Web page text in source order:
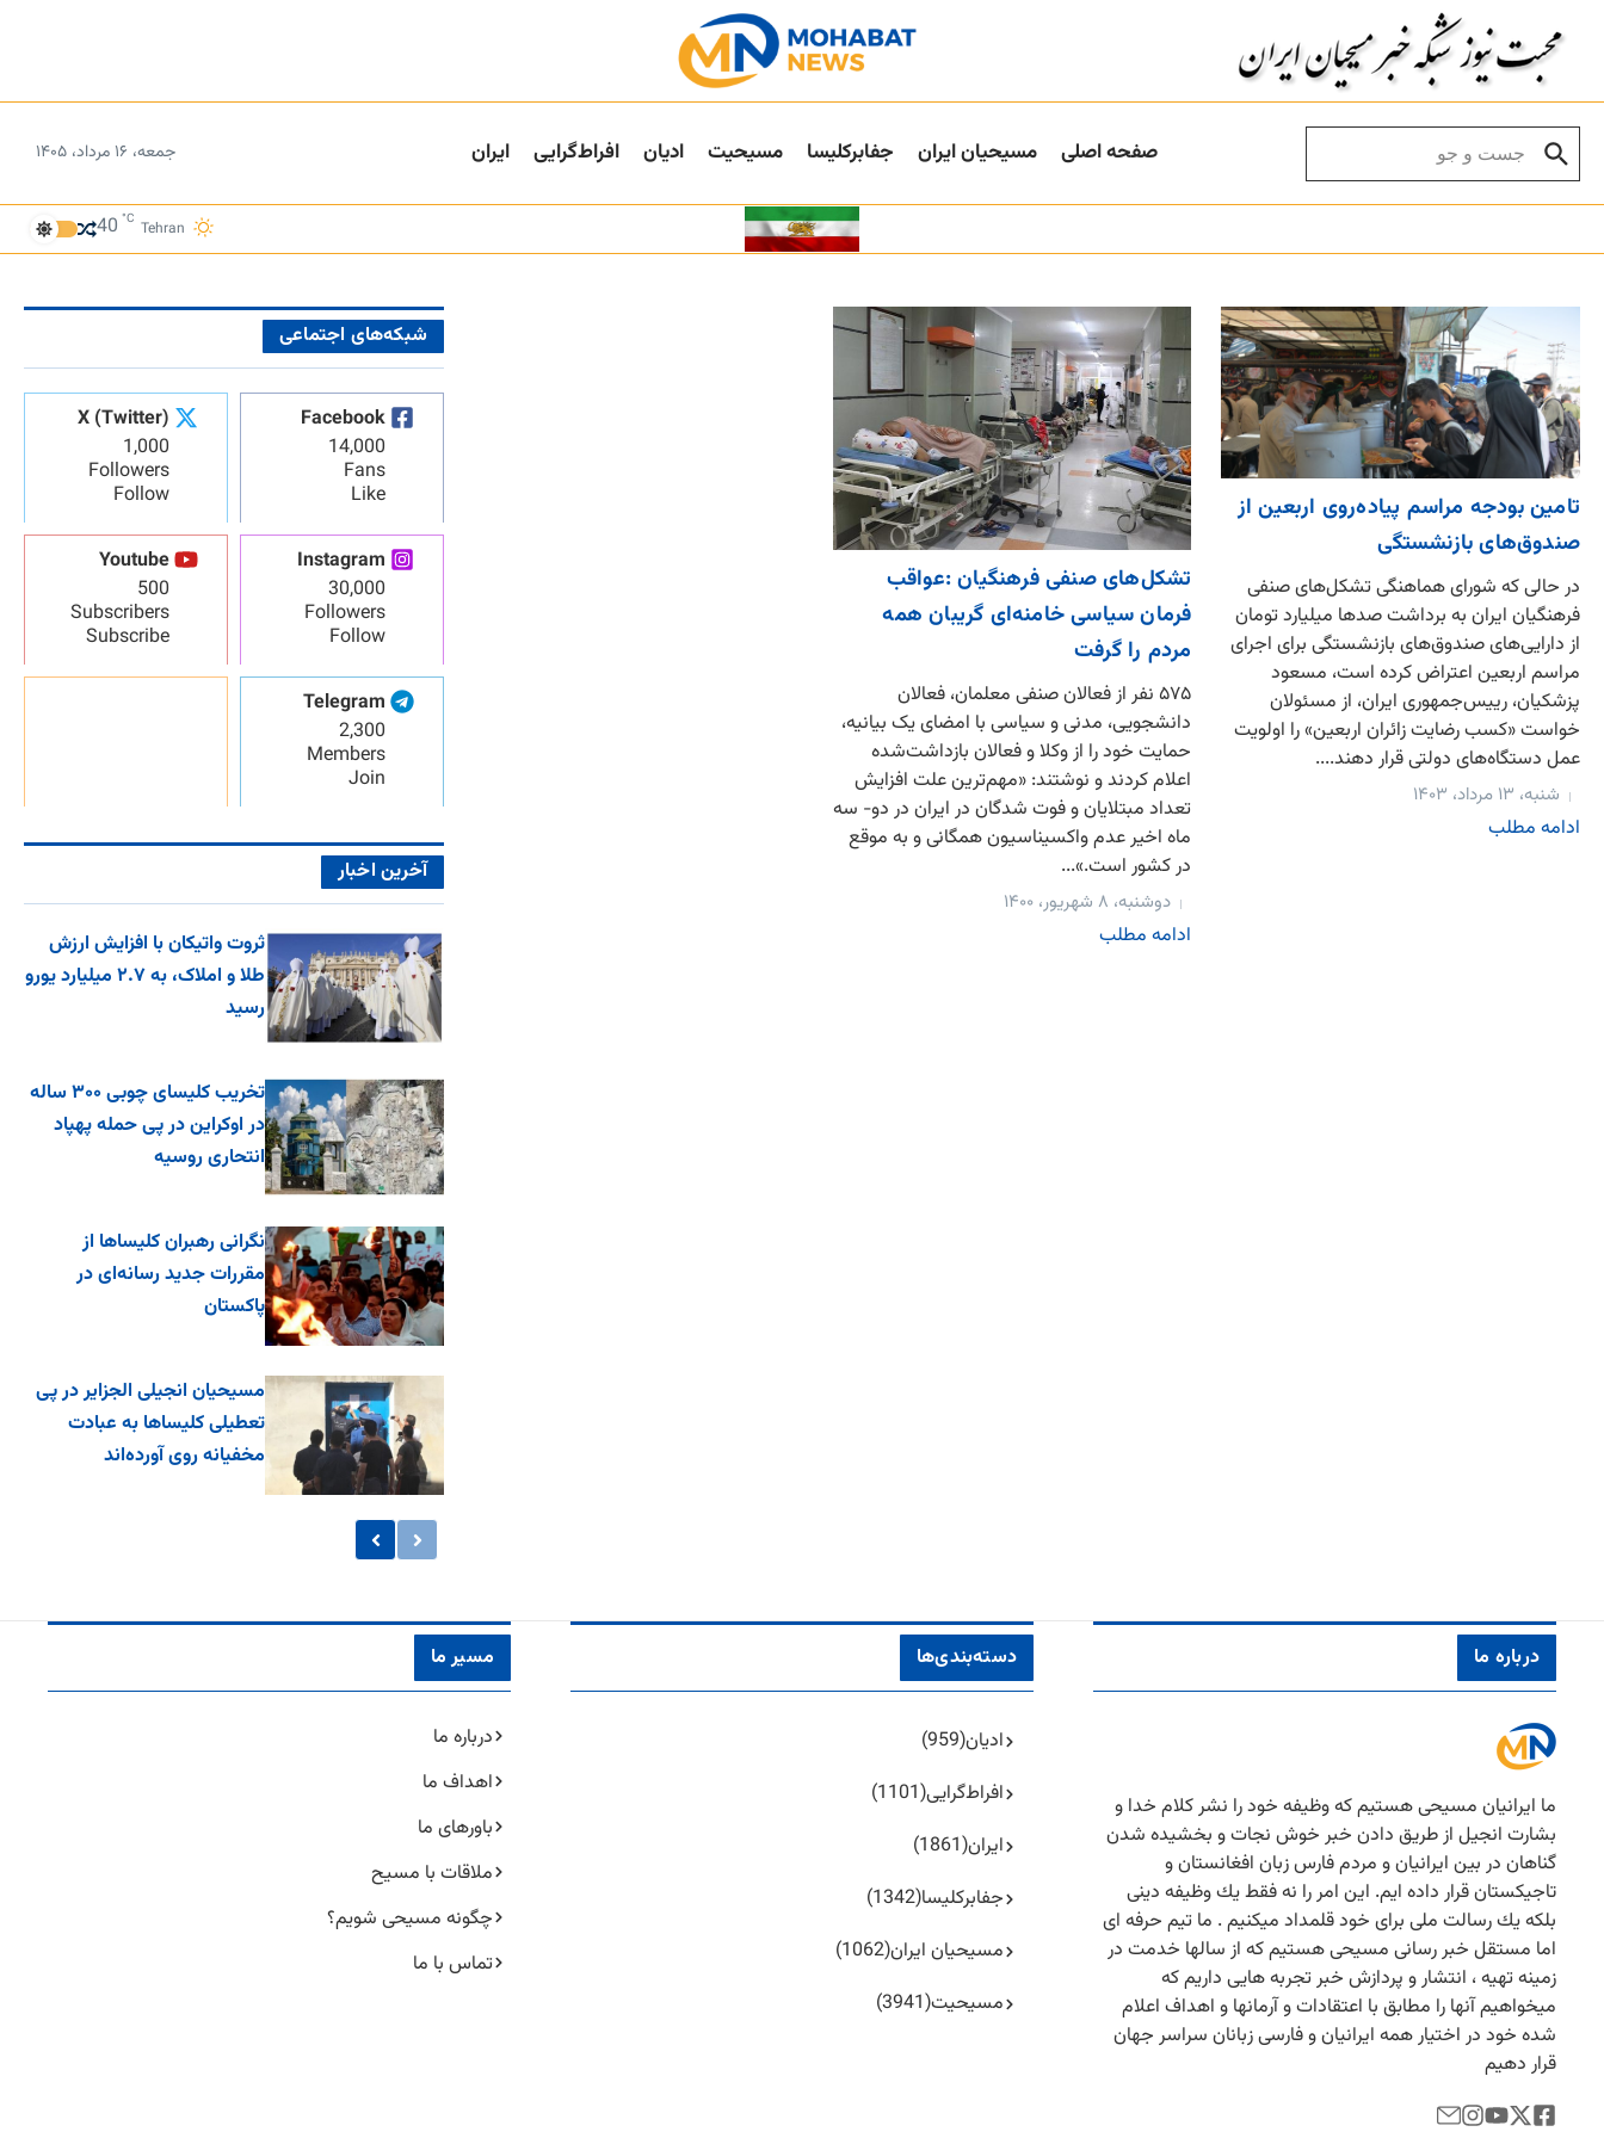
صفحه اصلی مسیحیان ایران جفا‌بر‌کلیسا مسیحیت ادیان افراط‌گرایی ایران جمعه، ۱۶ مرداد، ۱۴۰۵
Tehran
40 °C
تامین بودجه مراسم پیاده‌روی اربعین از
صندوق‌های بازنشستگی
در حالی که شورای هماهنگی تشکل‌های صنفی
فرهنگیان ایران به برداشت صد‌ها میلیارد تومان
از دارایی‌های صندوق‌های بازنشستگی برای اجرای
مراسم‌ اربعین اعتراض کرده است، مسعود
پزشکیان، رییس‌جمهوری ایران، از مسئولان
خواست «کسب رضایت زائران اربعین» را اولویت
عمل دستگاه‌های دولتی قرار دهند....
شنبه، ۱۳ مرداد، ۱۴۰۳
ادامه مطلب
تشکل‌های صنفی فرهنگیان :عواقب
فرمان سیاسی خامنه‌ای گریبان همه
مردم را گرفت
۵۷۵ نفر از فعالان صنفی معلمان، فعالان
دانشجویی، مدنی و سیاسی با امضای یک بیانیه،
حمایت خود را از وکلا و فعالان بازداشت‌شده
اعلام کردند و نوشتند: «مهم‌ترین علت افزایش
تعداد مبتلایان و فوت شدگان در ایران در دو- سه
ماه اخیر عدم واکسیناسیون همگانی و به موقع
در کشور است.»...
دوشنبه، ۸ شهریور، ۱۴۰۰
ادامه مطلب
شبکه‌های اجتماعی
Facebook
14,000
Fans
Like
X (Twitter)
1,000
Followers
Follow
Instagram
30,000
Followers
Follow
Youtube
500
Subscribers
Subscribe
Telegram
2,300
Members
Join
آخرین اخبار
ثروت واتیکان با افزایش ارزش
طلا و املاک، به ۲.۷ میلیارد یورو
رسید
تخریب کلیسای چوبی ۳۰۰ ساله
در اوکراین در پی حمله پهپاد
انتحاری روسیه
نگرانی رهبران کلیساها از
مقررات جدید رسانه‌ای در
پاکستان
مسیحیان انجیلی الجزایر در پی
تعطیلی کلیساها به عبادت
مخفیانه روی آورده‌اند
درباره ما
ما ایرانیان مسیحی هستیم كه وظیفه خود را نشر كلام خدا و
بشارت انجیل از طریق دادن خبر خوش نجات و بخشیده شدن
گناهان در بین ایرانیان و مردم فارس زبان افغانستان و
تاجیكستان قرار داده ایم. این امر را نه فقط یك وظیفه دینی
بلكه یك رسالت ملی برای خود قلمداد میكنیم . ما تیم حرفه ای
اما مستقل خبر رسانی مسیحی هستیم كه از سالها خدمت در
زمینه تهیه ، انتشار و پردازش خبر تجربه هایی داریم كه
میخواهیم آنها را مطابق با اعتقادات و آرمانها و اهداف اعلام
شده خود در اختیار همه ایرانیان و فارسی زبانان سراسر جهان
قرار دهیم
دسته‌بندی‌ها
ادیان(959)
افراط‌گرایی(1101)
ایران(1861)
جفا‌بر‌کلیسا(1342)
مسیحیان ایران(1062)
مسیحیت(3941)
مسیر ما
درباره ما
اهداف ما
باورهای ما
ملاقات با مسیح
چگونه مسیحی شویم؟
تماس با ما